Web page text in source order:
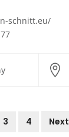
schnitt.eu/
3 4 Next